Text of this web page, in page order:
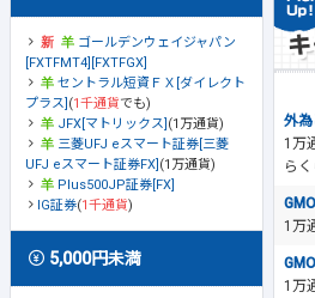
ゴールデンウェイジャパン
[FXTFMT4][FXTFGX]
セントラル短資ＦＸ[ダイレクト
プラス] (1千通貨でも)
JFX[マトリックス] (1万通貨)
三菱UFJ eスマート証券[三菱
UFJ eスマート証券FX] (1万通貨)
Plus500JP証券[FX]
IG証券(1千通貨)
5,000円未満
外
1万
ら
1万
1万